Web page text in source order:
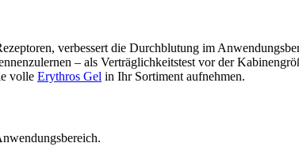
verbessert die Durchblutung im
– als Verträglichkeitstest vor der
volle Erythros Gel in Ihr Sortiment aufnehmen.